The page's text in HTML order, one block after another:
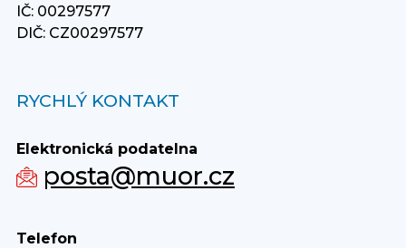
IČ: 00297577
DIČ: CZ00297577
RYCHLÝ KONTAKT
Elektronická podatelna
posta@muor.cz
Telefon